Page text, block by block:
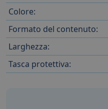
Colore:
Formato del contenuto:
Larghezza:
Tasca protettiva: